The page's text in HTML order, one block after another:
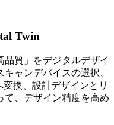
Twin
品質」をデジタルデザイ
ャンデバイスの選択、
換、設計デザインとリ
て、デザイン精度を高め